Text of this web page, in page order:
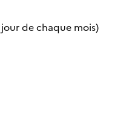
de chaque mois)